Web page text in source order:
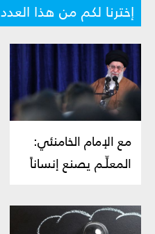
إخترنا لكم من هذا العدد
مع الإمام الخامنئي:
المعلِّـم يصنع إنساناً